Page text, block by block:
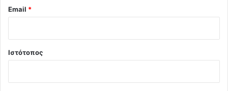
Email *
Ιστότοπος